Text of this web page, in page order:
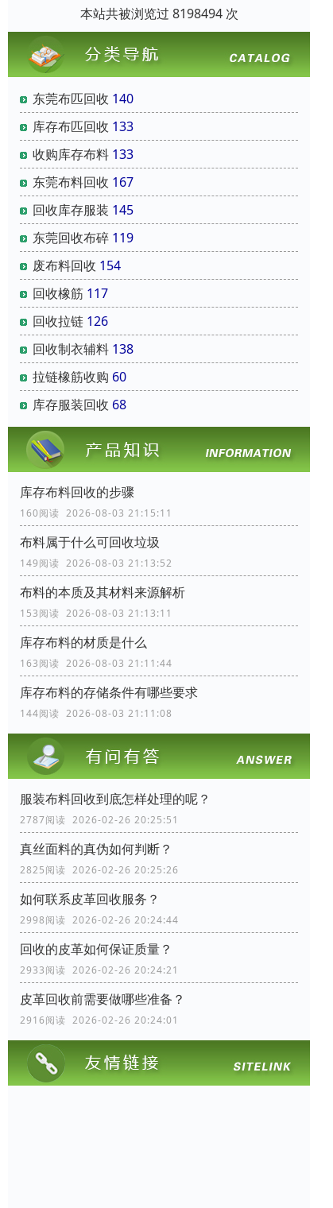
本站共被浏览过 8198494 次
东莞布匹回收 140
库存布匹回收 133
收购库存布料 133
东莞布料回收 167
回收库存服装 145
东莞回收布碎 119
废布料回收 154
回收橡筋 117
回收拉链 126
回收制衣辅料 138
拉链橡筋收购 60
库存服装回收 68
库存布料回收的步骤
160阅读 2026-08-03 21:15:11
布料属于什么可回收垃圾
149阅读 2026-08-03 21:13:52
布料的本质及其材料来源解析
153阅读 2026-08-03 21:13:11
库存布料的材质是什么
163阅读 2026-08-03 21:11:44
库存布料的存储条件有哪些要求
144阅读 2026-08-03 21:11:08
服装布料回收到底怎样处理的呢？
2787阅读 2026-02-26 20:25:51
真丝面料的真伪如何判断？
2825阅读 2026-02-26 20:25:26
如何联系皮革回收服务？
2998阅读 2026-02-26 20:24:44
回收的皮革如何保证质量？
2933阅读 2026-02-26 20:24:21
皮革回收前需要做哪些准备？
2916阅读 2026-02-26 20:24:01